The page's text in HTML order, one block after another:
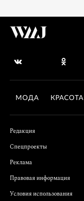
МОДА КРАСОТА
Редакция
Спецпроекты
Реклама
Правовая информация
Условия использования